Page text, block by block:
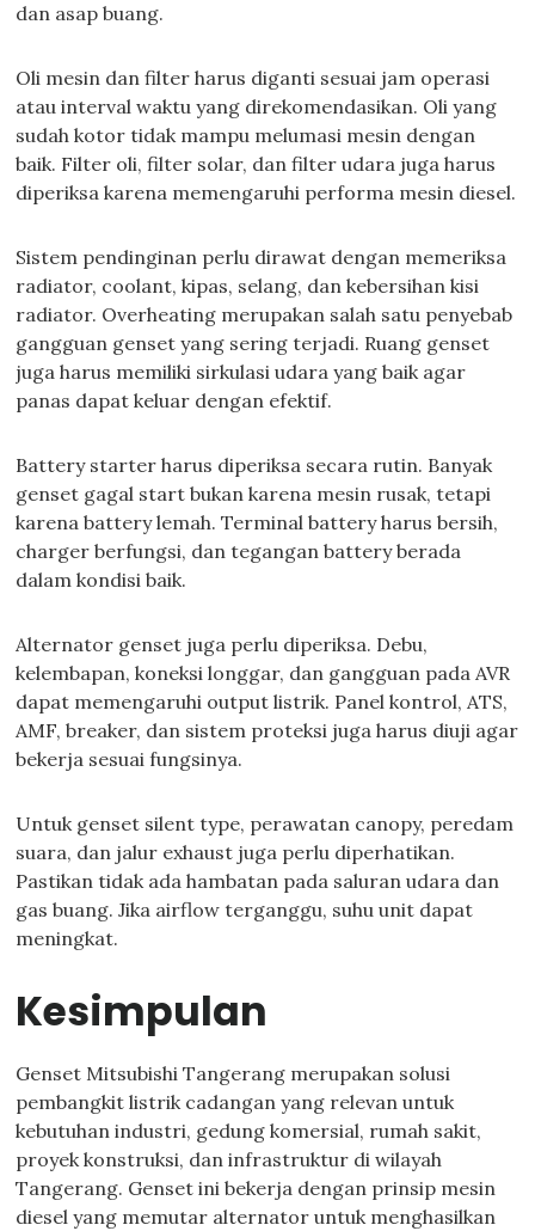
dan asap buang.
Oli mesin dan filter harus diganti sesuai jam operasi
atau interval waktu yang direkomendasikan. Oli yang
sudah kotor tidak mampu melumasi mesin dengan
baik. Filter oli, filter solar, dan filter udara juga harus
diperiksa karena memengaruhi performa mesin diesel.
Sistem pendinginan perlu dirawat dengan memeriksa
radiator, coolant, kipas, selang, dan kebersihan kisi
radiator. Overheating merupakan salah satu penyebab
gangguan genset yang sering terjadi. Ruang genset
juga harus memiliki sirkulasi udara yang baik agar
panas dapat keluar dengan efektif.
Battery starter harus diperiksa secara rutin. Banyak
genset gagal start bukan karena mesin rusak, tetapi
karena battery lemah. Terminal battery harus bersih,
charger berfungsi, dan tegangan battery berada
dalam kondisi baik.
Alternator genset juga perlu diperiksa. Debu,
kelembapan, koneksi longgar, dan gangguan pada AVR
dapat memengaruhi output listrik. Panel kontrol, ATS,
AMF, breaker, dan sistem proteksi juga harus diuji agar
bekerja sesuai fungsinya.
Untuk genset silent type, perawatan canopy, peredam
suara, dan jalur exhaust juga perlu diperhatikan.
Pastikan tidak ada hambatan pada saluran udara dan
gas buang. Jika airflow terganggu, suhu unit dapat
meningkat.
Kesimpulan
Genset Mitsubishi Tangerang merupakan solusi
pembangkit listrik cadangan yang relevan untuk
kebutuhan industri, gedung komersial, rumah sakit,
proyek konstruksi, dan infrastruktur di wilayah
Tangerang. Genset ini bekerja dengan prinsip mesin
diesel yang memutar alternator untuk menghasilkan